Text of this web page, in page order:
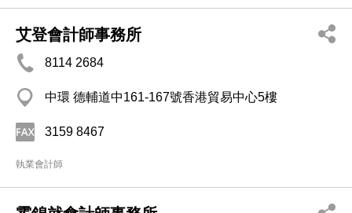
艾登會計師事務所
8114 2684
中環 德輔道中161-167號香港貿易中心5樓
3159 8467
執業會計師